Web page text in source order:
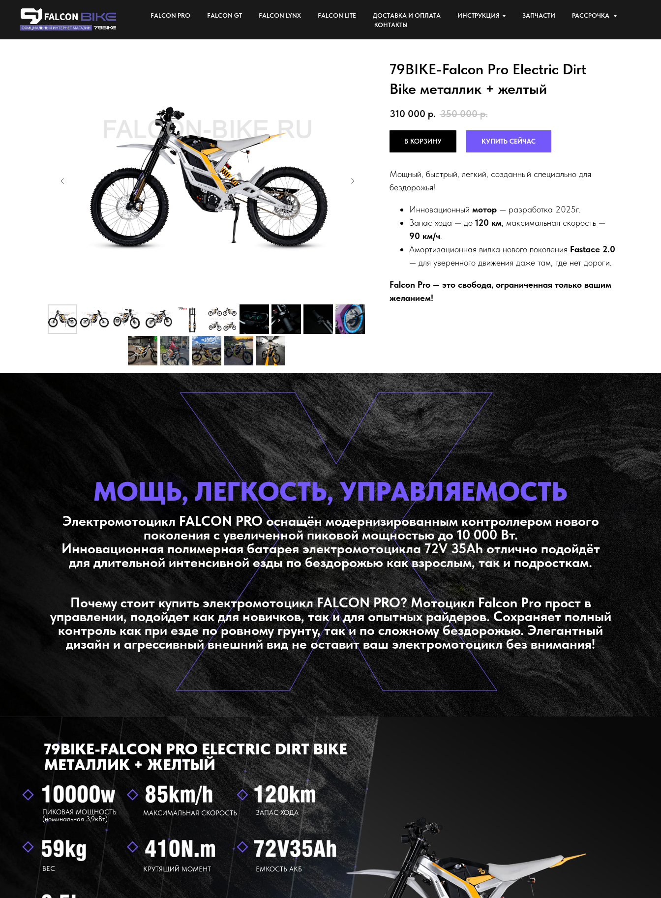
FALCON PRO FALCON GT FALCON LYNX FALCON LITE ДОСТАВКА И ОПЛАТА ИНСТРУКЦИЯ ЗАПЧАСТИ
РАССРОЧКА
КОНТАКТЫ
79BIKE-Falcon Pro Electric Dirt
Bike металлик + желтый
310 000 р. 350 000 р.
В КОРЗИНУ КУПИТЬ СЕЙЧАС
Мощный, быстрый, легкий, созданный специально для
бездорожья!
Инновационный мотор — разработка 2025г.
Запас хода — до 120 км, максимальная скорость —
90 км/ч
Амортизационная вилка нового поколения Fastace 2.0
— для уверенного движения даже там, где нет дороги.
Falcon Pro — это свобода, ограниченная только вашим
желанием!
ЗАПАС ХОДА
МАКСИМАЛЬНАЯ СКОРОСТЬ
ЕМКОСТЬ АКБ
Почему стоит купить электромотоцикл FALCON PRO? Мотоцикл Falcon Pro прост в
управлении, подойдет как для новичков, так и для опытных райдеров. Сохраняет полный
контроль как при езде по ровному грунту, так и по сложному бездорожью. Элегантный
дизайн и агрессивный внешний вид не оставит ваш электромотоцикл без внимания!
Электромотоцикл FALCON PRO оснащён модернизированным контроллером нового
поколения с увеличенной пиковой мощностью до 10 000 Вт.
Инновационная полимерная батарея электромотоцикла 72V 35Ah отлично подойдёт
для длительной интенсивной езды по бездорожью как взрослым, так и подросткам.
МОЩЬ, ЛЕГКОСТЬ, УПРАВЛЯЕМОСТЬ
79BIKE-FALCON PRO ELECTRIC DIRT BIKE
МЕТАЛЛИК + ЖЕЛТЫЙ
КРУТЯЩИЙ МОМЕНТ
ВЕС
ПИКОВАЯ МОЩНОСТЬ
(номинальная 3,9кВт)